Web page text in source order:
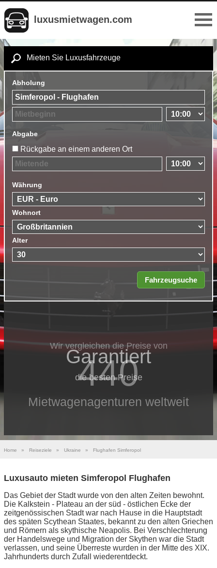
luxusmietwagen.com
Mieten Sie Luxusfahrzeuge
Abholung
Abgabe
Rückgabe an einem anderen Ort
Währung
Wohnort
Alter
Wir vergleichen die Preise von
440
Mietwagenagenturen weltweit
Garantiert
die besten Preise
Home » Reiseziele » Ukraine » Flughafen Simferopol
Luxusauto mieten Simferopol Flughafen
Das Gebiet der Stadt wurde von den alten Zeiten bewohnt.
Die Kalkstein - Plateau an der süd - östlichen Ecke der
zeitgenössischen Stadt war nach Hause in die Hauptstadt
des späten Scythean Staates, bekannt zu den alten Griechen
und Römern als skythische Neapolis. Bei Verschlechterung
der Handelswege und Migration der Skythen war die Stadt
verlassen, und seine Überreste wurden in der Mitte des XIX.
Jahrhunderts durch Zufall wiederentdeckt.